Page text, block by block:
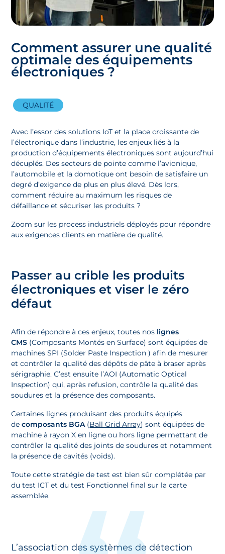
Comment assurer une qualité
optimale des équipements
électroniques ?
QUALITÉ
Avec l’essor des solutions IoT et la place croissante de
l’électronique dans l’industrie, les enjeux liés à la
production d’équipements électroniques sont aujourd’hui
décuplés. Des secteurs de pointe comme l’avionique,
l’automobile et la domotique ont besoin de satisfaire un
degré d’exigence de plus en plus élevé. Dès lors,
comment réduire au maximum les risques de
défaillance et sécuriser les produits ?
Zoom sur les process industriels déployés pour répondre
aux exigences clients en matière de qualité.
Passer au crible les produits
électroniques et viser le zéro
défaut
Afin de répondre à ces enjeux, toutes nos lignes
CMS (Composants Montés en Surface) sont équipées de
machines SPI (Solder Paste Inspection ) afin de mesurer
et contrôler la qualité des dépôts de pâte à braser après
sérigraphie. C’est ensuite l’AOI (Automatic Optical
Inspection) qui, après refusion, contrôle la qualité des
soudures et la présence des composants.
Certaines lignes produisant des produits équipés
decomposants BGA(Ball Grid Array) sont équipées de
machine à rayon X en ligne ou hors ligne permettant de
contrôler la qualité des joints de soudures et notamment
la présence de cavités (voids).
Toute cette stratégie de test est bien sûr complétée par
du test ICT et du test Fonctionnel final sur la carte
assemblée.
L’association des systèmes de détection